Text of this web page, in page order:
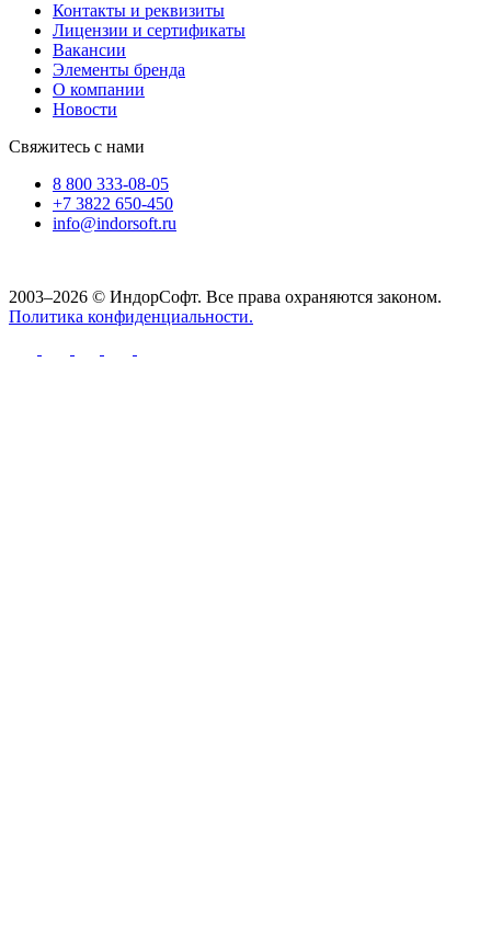
Контакты и реквизиты
Лицензии и сертификаты
Вакансии
Элементы бренда
О компании
Новости
Свяжитесь с нами
8 800 333-08-05
+7 3822 650-450
info@indorsoft.ru
2003–2026 © ИндорСофт. Все права охраняются законом.
Политика конфиденциальности.